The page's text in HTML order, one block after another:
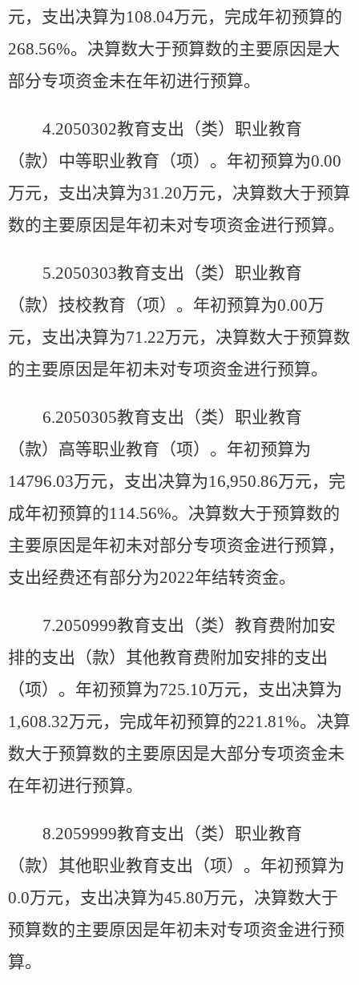
元，支出决算为108.04万元，完成年初预算的
268.56%。决算数大于预算数的主要原因是大
部分专项资金未在年初进行预算。
4.2050302教育支出（类）职业教育
（款）中等职业教育（项）。年初预算为0.00
万元，支出决算为31.20万元，决算数大于预算
数的主要原因是年初未对专项资金进行预算。
5.2050303教育支出（类）职业教育
（款）技校教育（项）。年初预算为0.00万
元，支出决算为71.22万元，决算数大于预算数
的主要原因是年初未对专项资金进行预算。
6.2050305教育支出（类）职业教育
（款）高等职业教育（项）。年初预算为
14796.03万元，支出决算为16,950.86万元，完
成年初预算的114.56%。决算数大于预算数的
主要原因是年初未对部分专项资金进行预算，
支出经费还有部分为2022年结转资金。
7.2050999教育支出（类）教育费附加安
排的支出（款）其他教育费附加安排的支出
（项）。年初预算为725.10万元，支出决算为
1,608.32万元，完成年初预算的221.81%。决算
数大于预算数的主要原因是大部分专项资金未
在年初进行预算。
8.2059999教育支出（类）职业教育
（款）其他职业教育支出（项）。年初预算为
0.0万元，支出决算为45.80万元，决算数大于
预算数的主要原因是年初未对专项资金进行预
算。